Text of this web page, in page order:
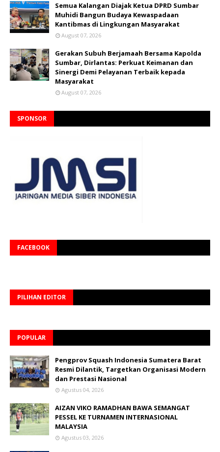
Semua Kalangan Diajak Ketua DPRD Sumbar
Muhidi Bangun Budaya Kewaspadaan
Kantibmas di Lingkungan Masyarakat
August 07, 2026
Gerakan Subuh Berjamaah Bersama Kapolda
Sumbar, Dirlantas: Perkuat Keimanan dan
Sinergi Demi Pelayanan Terbaik kepada
Masyarakat
August 07, 2026
SPONSOR
FACEBOOK
PILIHAN EDITOR
POPULAR
Pengprov Squash Indonesia Sumatera Barat
Resmi Dilantik, Targetkan Organisasi Modern
dan Prestasi Nasional
Agustus 04, 2026
AIZAN VIKO RAMADHAN BAWA SEMANGAT
PESSEL KE TURNAMEN INTERNASIONAL
MALAYSIA
Agustus 03, 2026